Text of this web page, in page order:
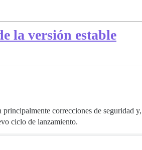
la versión estable
correcciones de seguridad
ciclo de lanzamiento.